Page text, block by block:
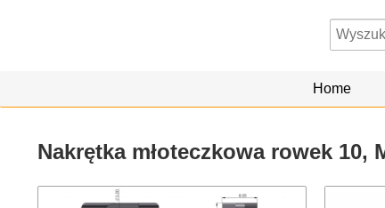
Home
Nakrętka młoteczkowa rowek 10,